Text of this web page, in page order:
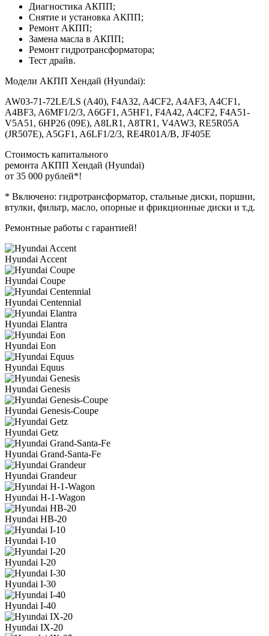
Диагностика АКПП;
Снятие и установка АКПП;
Ремонт АКПП;
Замена масла в АКПП;
Ремонт гидротрансформатора;
Тест драйв.
Модели АКПП Хендай (Hyundai):
AW03-71-72LE/LS (A40), F4A32, A4CF2, A4AF3, A4CF1,
A4BF3, A6MF1/2/3, A6GF1, A5HF1, F4A42, A4CF2, F4A51-
V5A51, 6HP26 (09Е), A8LR1, A8TR1, V4AW3, RE5R05A
(JR507E), A5GF1, A6LF1/2/3, RE4R01A/B, JF405E
Стоимость капитального
ремонта АКПП Хендай (Hyundai)
от 35 000 рублей*!
* Включено: гидротрансформатор, стальные диски, поршни,
втулки, фильтр, масло, опорные и фрикционные диски и т.д.
Ремонтные работы с гарантией!
Hyundai Accent
Hyundai Coupe
Hyundai Centennial
Hyundai Elantra
Hyundai Eon
Hyundai Equus
Hyundai Genesis
Hyundai Genesis-Coupe
Hyundai Getz
Hyundai Grand-Santa-Fe
Hyundai Grandeur
Hyundai H-1-Wagon
Hyundai HB-20
Hyundai I-10
Hyundai I-20
Hyundai I-30
Hyundai I-40
Hyundai IX-20